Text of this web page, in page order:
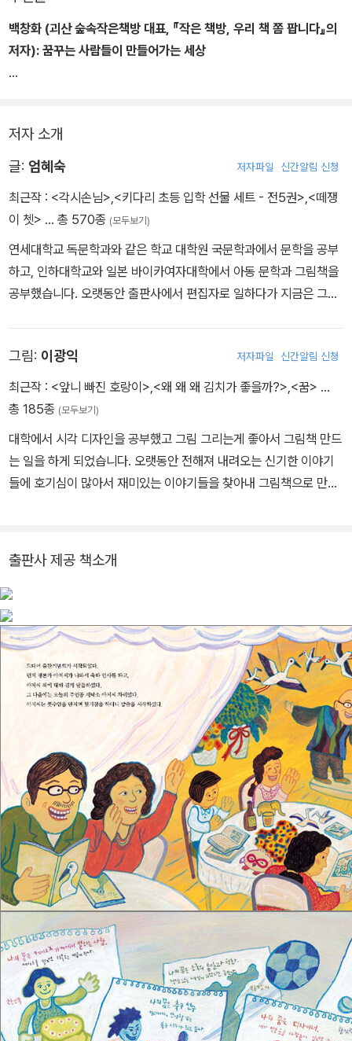
아이는 초등학교를 마치고 중학교와 고등학교를 조선학교에 다녔고,
조선대학교 리학부에서 생물학을 공부했지만 결국 사육사가 되고 싶
었던 꿈을 이룰 수 없었다. 사육사는 일본의 공무원인데, 재일 조선인
하려 했지만 세탁소 일을 하는 자격증을 따는 시험을 볼 수도 없었다.
대학교까지 나왔지만 아이가 다닌 학교가 일보에서 학력을 인정하지
세탁소 자격증을 따게 되는데….
백창화 (괴산 숲속작은책방 대표, 『작은 책방, 우리 책 쫌 팝니다』의
저자): 꿈꾸는 사람들이 만들어가는 세상
에서 꺼낸 손수건에도 동물 그림이 있습니다. 도대체 어떤 분일까 매
우 궁금했는데 가방에서 몇 권의 책을 꺼내 보여 주십니다. 모두 동물
라 이야기, 일본과 한국에서 지금은 모두 보기 힘들어진 황새 이야기,
펭귄 이야기 같은 어린이책인데 알고 보니 모두 그분이 직접 쓰신 책
이었습니다.
이 분, 어릴 때부터 동물을 사랑해서 사육사가 되고 싶었던, 그러나 전
혀 상관없게도 지금 세탁소를 하고 계시는, 작가 선생님이랍니다. 낮
물을 사랑하는 마음도 애틋하고, 책이 전하는 메시지도 따뜻해서 우
리 도서관에서는 이 분의 책이 늘 엄마와 아이들에게 권하고픈 추천
도서 코너에 놓여 있습니다.
업에 전념하지 못하고 이렇게 복잡한 삶을 살게 되셨을까요? 이번에
‘세탁소 아저씨의 꿈’ 이라는 그림책을 보고서야 비로소 이유를 알 수
있었습니다.
다고 합니다. 그분은 일본에서 태어나 일본에서 자랐지만 일본인 되
민시대는 35년으로 짧았지만, 식민의 잔재는 깊어 광복 70년이 다
되어가는 지금도 우리나라와 일본 사이에는 해결하지 못한 역사의 과
제들이 많이 놓여 있습니다. 그 중심에 일본에 살고 있는 수십 만 명
재일동포들이 있습니다.
이들은 일본 땅에서 조선인으로 살아남기 위해 조선학교를 세우고,
우리말을 배우고, 우리 역사를 배우며 민족의 뿌리를 지켜내기 위해
애썼습니다. 그러나 일본 정부는 우리나라 광복 이후에도 이들의 권
리를 인정하지 않았고 조선학교를 학교라 인정해 주지 않았습니다.
그분은 초등학교 때는 다른 일본 친구들처럼 일본 학교를 다녔다고
합니다. 그곳에서 조선인이라는 이유로 잘 어울리지 못했고 늘 혼자
였다가 아이는 동물들과 친구가 되었습니다. 친구가 그리워 중학교와
고등학교, 대학교는 차별과 무시가 없는 조선학교를 다녔지만 졸업하
고 나니 일본 정부에서 학력을 인정해 주지 않아 그만 초등학교만 졸
업한 사람이 되어 버렸습니다. 학력이 없어서 정부 공인 자격시험을
칠 수 없었던 그는 어릴 때부터 꿈이었던 사육사가 되지 못했고, 생업
을 위해 부친이 운영하던 세탁소를 물려받았지만 중졸의 학력이 필요
한 세탁사 시험도 칠 수가 없었습니다. 그는 대학 졸업자였는데도 말
입니다.
그리고 지금 그는 작가가 되었습니다. 다행히도 작가라는 직업은 시
험을 치고 자격증을 받지 않아도 되는 직업이었기 때문에 그는 자신
저자 소개
글: 엄혜숙 저자파일 신간알림 신청
최근작 : <각시손님>,<키다리 초등 입학 선물 세트 - 전5권>,<떼쟁
이 쳇> … 총 570종 (모두보기)
연세대학교 독문학과와 같은 학교 대학원 국문학과에서 문학을 공부
하고, 인하대학교와 일본 바이카여자대학에서 아동 문학과 그림책을
공부했습니다. 오랫동안 출판사에서 편집자로 일하다가 지금은 그림
두꺼비는 친구』, 『이름 없는 나라에서 온 스케치』, 『비에도 지지 않
고』, 『은하 철도의 밤』, 『작가』, 『끝까지 제대로』, 『작아지고 작아져
서』 등이 있습니다. 쓴 책으로는 『세탁소 아저씨의 꿈』, 『야호, 우리가
고쳐 쓴 『떼쟁이 쳇』, 그리고 100일 동안 매일 쓴 산책 일기 『100일
동안 매일』이 있습니다.
그림: 이광익 저자파일 신간알림 신청
최근작 : <앞니 빠진 호랑이>,<왜 왜 왜 김치가 좋을까?>,<꿈> …
총 185종 (모두보기)
대학에서 시각 디자인을 공부했고 그림 그리는게 좋아서 그림책 만드
는 일을 하게 되었습니다. 오랫동안 전해져 내려오는 신기한 이야기
들에 호기심이 많아서 재미있는 이야기들을 찾아내 그림책으로 만들
출판사 제공 책소개